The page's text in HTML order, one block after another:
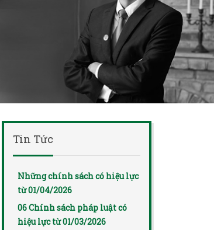
Tin Tức
Những chính sách có hiệu lực
từ 01/04/2026
06 Chính sách pháp luật có
hiệu lực từ 01/03/2026